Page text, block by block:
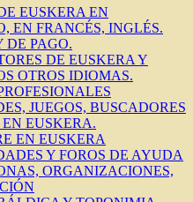
EUSKERA EN
EN FRANCÉS, INGLÉS.
DE PAGO.
DE EUSKERA Y
OTROS IDIOMAS.
JUEGOS, BUSCADORES
EUSKERA.
EN EUSKERA
Y FOROS DE AYUDA
ORGANIZACIONES,